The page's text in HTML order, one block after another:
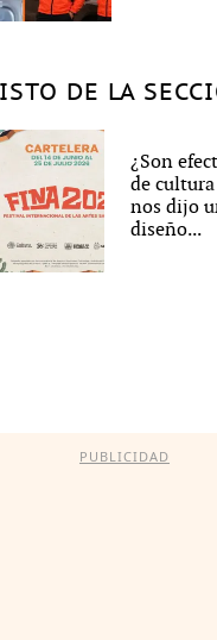
DE LA
¿Son
de
nos dijo
diseño...
PUBLICIDAD